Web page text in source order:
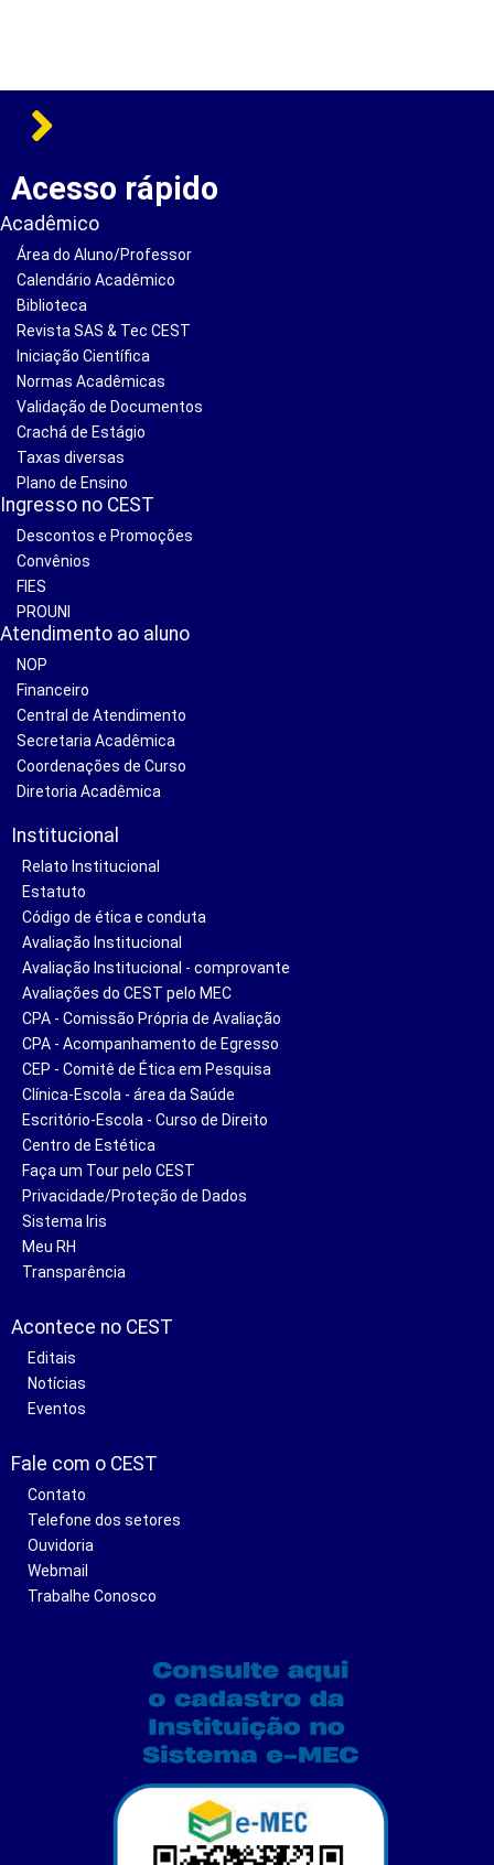
Acesso rápido
Acadêmico
Área do Aluno/Professor
Calendário Acadêmico
Biblioteca
Revista SAS & Tec CEST
Iniciação Científica
Normas Acadêmicas
Validação de Documentos
Crachá de Estágio
Taxas diversas
Plano de Ensino
Ingresso no CEST
Descontos e Promoções
Convênios
FIES
PROUNI
Atendimento ao aluno
NOP
Financeiro
Central de Atendimento
Secretaria Acadêmica
Coordenações de Curso
Diretoria Acadêmica
Institucional
Relato Institucional
Estatuto
Código de ética e conduta
Avaliação Institucional
Avaliação Institucional - comprovante
Avaliações do CEST pelo MEC
CPA - Comissão Própria de Avaliação
CPA - Acompanhamento de Egresso
CEP - Comitê de Ética em Pesquisa
Clínica-Escola - área da Saúde
Escritório-Escola - Curso de Direito
Centro de Estética
Faça um Tour pelo CEST
Privacidade/Proteção de Dados
Sistema Iris
Meu RH
Transparência
Acontece no CEST
Editais
Notícias
Eventos
Fale com o CEST
Contato
Telefone dos setores
Ouvidoria
Webmail
Trabalhe Conosco